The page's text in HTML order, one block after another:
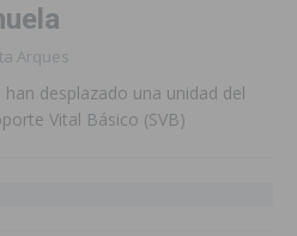
Arques
desplazado una unidad del
Vital Básico (SVB)